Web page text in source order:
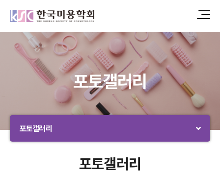
포토갤러리
포토갤러리
포토갤러리